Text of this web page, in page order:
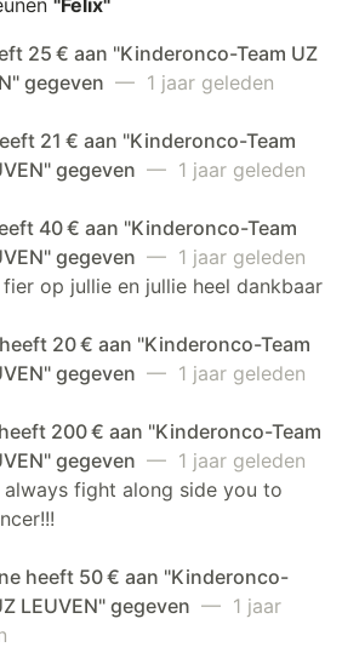
25 € aan "Kinderonco-Team UZ
gegeven — 1 jaar geleden
21 € aan "Kinderonco-Team
gegeven — 1 jaar geleden
40 € aan "Kinderonco-Team
gegeven — 1 jaar geleden
op jullie en jullie heel dankbaar
20 € aan "Kinderonco-Team
gegeven — 1 jaar geleden
200 € aan "Kinderonco-Team
gegeven — 1 jaar geleden
always fight along side you to
heeft 50 € aan "Kinderonco-
LEUVEN" gegeven — 1 jaar